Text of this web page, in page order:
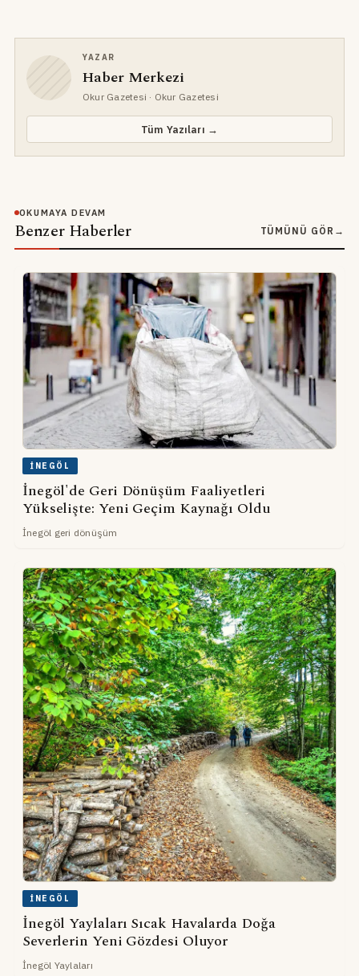
YAZAR
Haber Merkezi
Okur Gazetesi · Okur Gazetesi
Tüm Yazıları →
OKUMAYA DEVAM
Benzer Haberler TÜMÜNÜ GÖR →
İNEGÖL
İnegöl'de Geri Dönüşüm Faaliyetleri
Yükselişte: Yeni Geçim Kaynağı Oldu
İnegöl geri dönüşüm
İNEGÖL
İnegöl Yaylaları Sıcak Havalarda Doğa
Severlerin Yeni Gözdesi Oluyor
İnegöl Yaylaları